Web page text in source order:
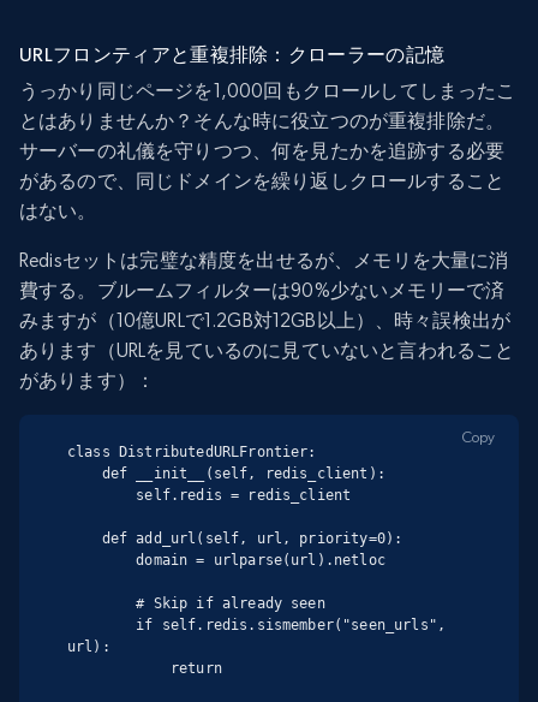
URLフロンティアと重複排除：クローラーの記憶
うっかり同じページを1,000回もクロールしてしまったこ
とはありませんか？そんな時に役立つのが重複排除だ。
サーバーの礼儀を守りつつ、何を見たかを追跡する必要
があるので、同じドメインを繰り返しクロールすること
はない。
Redisセットは完璧な精度を出せるが、メモリを大量に消
費する。ブルームフィルターは90%少ないメモリーで済
みますが（10億URLで1.2GB対12GB以上）、時々誤検出が
あります（URLを見ているのに見ていないと言われること
があります）：
class DistributedURLFrontier:
        domain = urlparse(url).netloc
        # Skip if already seen
url):
Copy